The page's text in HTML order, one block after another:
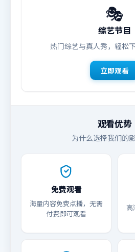
🎭
综艺节目
热门综艺与真人秀，轻松
立即观看
观看优势
为什么选择我们的
免费观看
海量内容免费点播，无需
付费即可观看